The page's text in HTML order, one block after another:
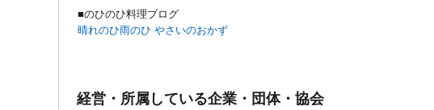
■のひのひ料理ブログ
晴れのひ雨のひ やさいのおかず
経営・所属している企業・団体・協会